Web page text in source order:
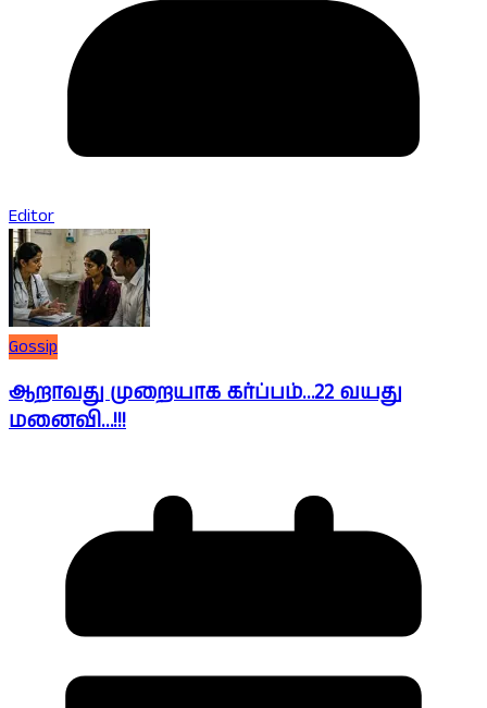
Editor
Gossip
ஆறாவது முறையாக கர்ப்பம்…22 வயது
மனைவி…!!!